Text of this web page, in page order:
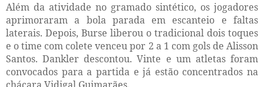
Além da atividade no gramado sintético, os jogadores
aprimoraram a bola parada em escanteio e faltas
laterais. Depois, Burse liberou o tradicional dois toques
e o time com colete venceu por 2 a 1 com gols de Alisson
Santos. Dankler descontou. Vinte e um atletas foram
convocados para a partida e já estão concentrados na